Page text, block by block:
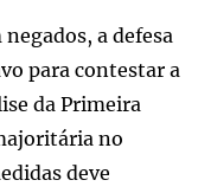
a defesa
para contestar a
da Primeira
no
deve